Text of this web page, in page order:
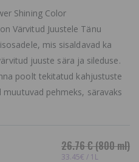
Shining Color
Värvitud Juustele Tänu
mis sisaldavad ka
juuste sära ja sileduse.
poolt tekitatud kahjustuste
muutuvad pehmeks, säravaks
26.76 €(800 ml)
33.45€ / 1L